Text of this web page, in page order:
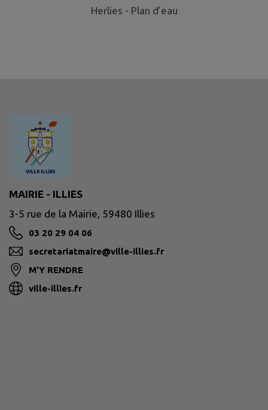
Fontaines
Herlies - Plan d’eau
MAIRIE - ILLIES
3-5 rue de la Mairie, 59480 Illies
03 20 29 04 06
secretariatmaire@ville-illies.fr
M'Y RENDRE
ville-illies.fr